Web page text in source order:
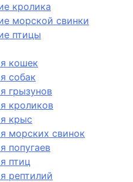
кролика
морской свинки
птицы
кошек
собак
грызунов
кроликов
крыс
морских свинок
попугаев
птиц
рептилий